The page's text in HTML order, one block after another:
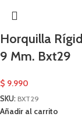
Horquilla
9 Mm. Bxt29
$ 9.990
SKU: BXT29
Añadir al carrito